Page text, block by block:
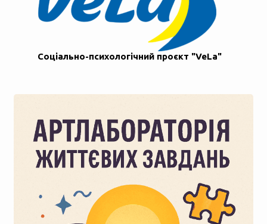
Соціально-психологічний проєкт "VeLa"